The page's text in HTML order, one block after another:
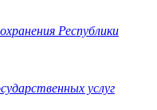
Республики
услуг